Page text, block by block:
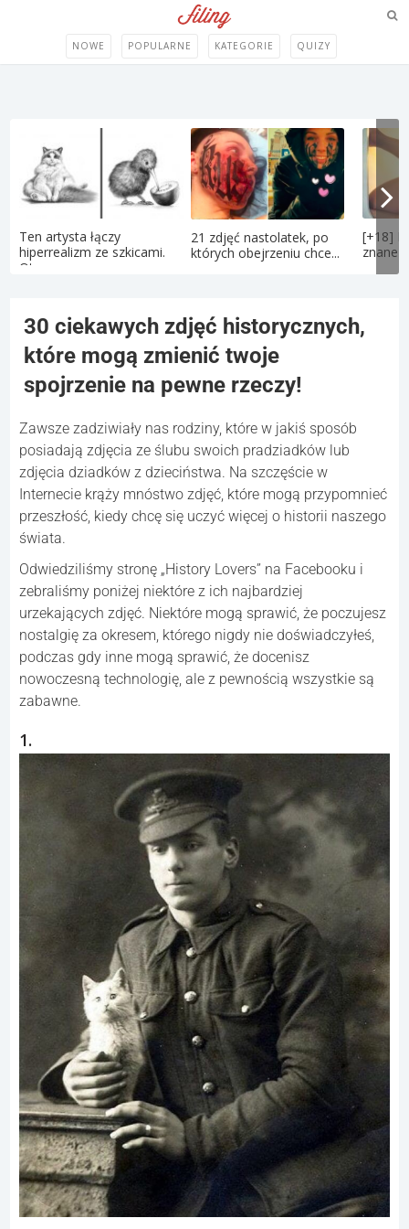
NOWE POPULARNE KATEGORIE QUIZY
Ten artysta łączy
hiperrealizm ze szkicami.
Oto...
21 zdjęć nastolatek, po
których obejrzeniu chce...
[+18]
znane
30 ciekawych zdjęć historycznych,
które mogą zmienić twoje
spojrzenie na pewne rzeczy!
Zawsze zadziwiały nas rodziny, które w jakiś sposób
posiadają zdjęcia ze ślubu swoich pradziadków lub
zdjęcia dziadków z dzieciństwa. Na szczęście w
Internecie krąży mnóstwo zdjęć, które mogą przypomnieć
przeszłość, kiedy chcę się uczyć więcej o historii naszego
świata.
Odwiedziliśmy stronę „History Lovers” na Facebooku i
zebraliśmy poniżej niektóre z ich najbardziej
urzekających zdjęć. Niektóre mogą sprawić, że poczujesz
nostalgię za okresem, którego nigdy nie doświadczyłeś,
podczas gdy inne mogą sprawić, że docenisz
nowoczesną technologię, ale z pewnością wszystkie są
zabawne.
1.